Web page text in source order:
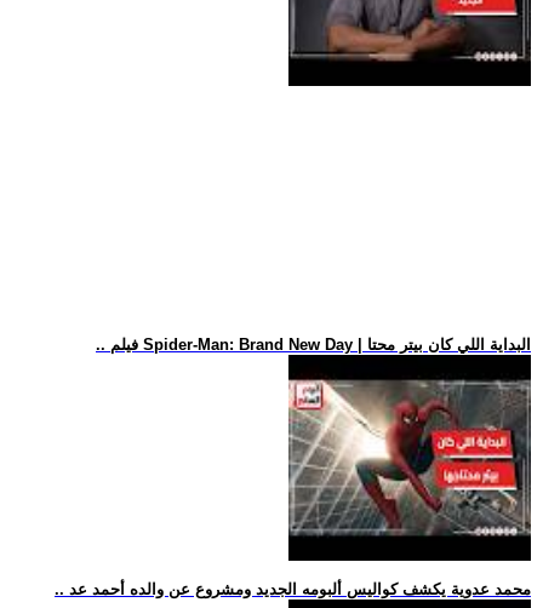
.. فيلم Spider-Man: Brand New Day | البداية اللي كان بيتر محتا
.. محمد عدوية يكشف كواليس ألبومه الجديد ومشروع عن والده أحمد عد